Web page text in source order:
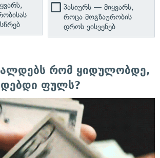
პასიურს — მიყვარს,
როცა მოგზაურობის
დროს ვისვენებ
რომ ყიდულობდე,
ფულს?